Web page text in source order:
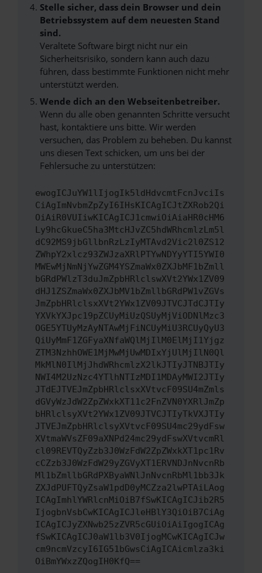
Stelle sicher, dass dein Browser und dein
Betriebssystem auf dem neuesten Stand
sind.
Veraltete Software birgt nicht nur ein
Sicherheitsrisiko, sondern kann auch dazu
führen, dass bestimmte Funktionen nicht mehr
unterstützt werden.
Wende dich an den Webseitenbetreiber.
Wenn du alle oben genannten Schritte versucht
hast, kontaktiere uns bitte. Wir werden
versuchen, das Problem zu beheben. Du kannst
uns diesen Text schicken, um uns bei der
Fehlersuche zu unterstützen:
ewogICJuYW1lIjogIk5ldHdvcmtFcnJvciIs
CiAgImNvbmZpZyI6IHsKICAgICJtZXRob2Qi
OiAiR0VUIiwKICAgICJ1cmwiOiAiaHR0cHM6
Ly9hcGkueC5ha3MtcHJvZC5hdWRhcmlzLm5l
dC92MS9jbGllbnRzLzIyMTAvd2Vic2l0ZS12
ZWhpY2xlcz93ZWJzaXRlPTYwNDYyYTI5YWI0
MWEwMjNmNjYwZGM4YSZmaWx0ZXJbMF1bZmll
bGRdPWlzT3duJmZpbHRlclswXVt2YWx1ZV09
dHJ1ZSZmaWx0ZXJbMV1bZmllbGRdPW1vZGVs
JmZpbHRlclsxXVt2YWx1ZV09JTVCJTdCJTIy
YXVkYXJpc19pZCUyMiUzQSUyMjViODNlMzc3
OGE5YTUyMzAyNTAwMjFiNCUyMiU3RCUyQyU3
QiUyMmF1ZGFyaXNfaWQlMjIlM0ElMjI1Yjgz
ZTM3NzhhOWE1MjMwMjUwMDIxYjUlMjIlN0Ql
MkMlN0IlMjJhdWRhcmlzX2lkJTIyJTNBJTIy
NWI4M2UzNzc4YTlhNTIzMDI1MDAyMWI2JTIy
JTdEJTVEJmZpbHRlclsxXVtvcF09SU4mZmls
dGVyWzJdW2ZpZWxkXT11c2FnZVN0YXRlJmZp
bHRlclsyXVt2YWx1ZV09JTVCJTIyTkVXJTIy
JTVEJmZpbHRlclsyXVtvcF09SU4mc29ydFsw
XVtmaWVsZF09aXNPd24mc29ydFswXVtvcmRl
cl09REVTQyZzb3J0WzFdW2ZpZWxkXT1pc1Rv
cCZzb3J0WzFdW29yZGVyXT1ERVNDJnNvcnRb
Ml1bZmllbGRdPXByaWNlJnNvcnRbMl1bb3Jk
ZXJdPUFTQyZsaW1pdD0yMCZza2lwPTAiLAog
ICAgImhlYWRlcnMiOiB7fSwKICAgICJib2R5
IjogbnVsbCwKICAgICJleHBlY3QiOiB7CiAg
ICAgICJyZXNwb25zZVR5cGUiOiAiIgogICAg
fSwKICAgICJ0aW1lb3V0IjogMCwKICAgICJw
cm9ncmVzcyI6IG51bGwsCiAgICAicmlza3ki
OiBmYWxzZQogIH0KfQ==